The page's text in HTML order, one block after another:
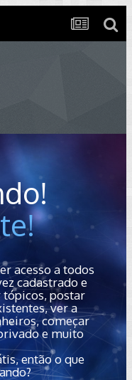
acesso a todos
cadastrado e
tópicos, postar
ver a
começar
e muito
então o que